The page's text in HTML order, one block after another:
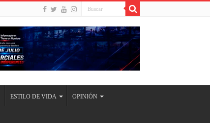
ESTILO DE VIDA OPINIÓN